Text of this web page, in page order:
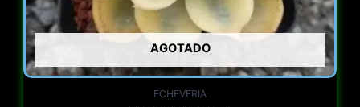
AGOTADO
ECHEVERIA